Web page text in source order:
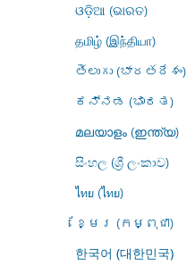
ଓଡ଼ିଆ (ଭାରତ)
தமிழ் (இந்தியா)
తెలుగు (భారతదేశం)
ಕನ್ನಡ (ಭಾರತ)
മലയാളം (ഇന്ത്യ)
සිංහල (ශ්‍රී ලංකාව)
ไทย (ไทย)
ខ្មែរ (កម្ពុជា)
한국어 (대한민국)